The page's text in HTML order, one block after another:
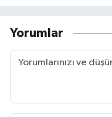
Yorumlar